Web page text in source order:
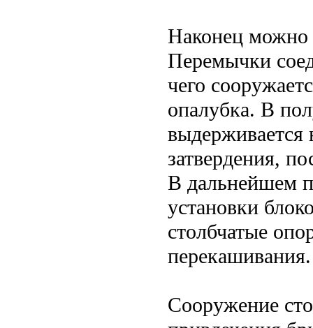
Наконец можно
Перемычки
чего
опалубка. В
выдерживается
затвердения,
В дальнейшем
установки
столбчатые
перекашивания.
Сооружение